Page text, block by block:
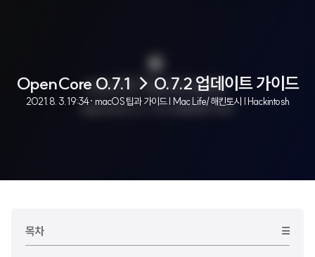
OpenCore 0.7.1 → 0.7.2 업데이트 가이드
2021. 8. 3. 19:34· macOS 팁과 가이드 | Mac Life/해킨토시 | Hackintosh
목차